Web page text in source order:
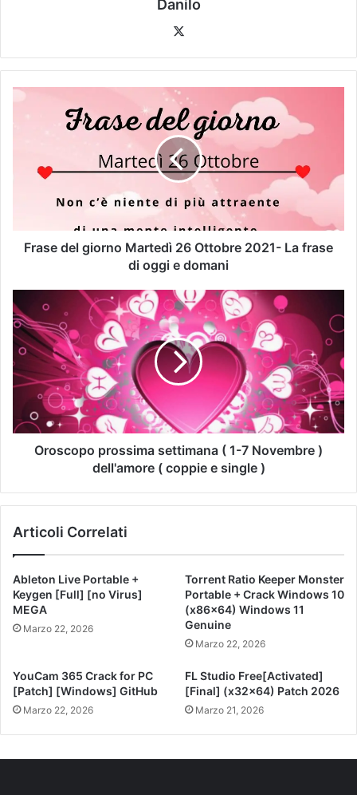
Danilo
Frase del giorno Martedì 26 Ottobre 2021- La frase
di oggi e domani
Oroscopo prossima settimana ( 1-7 Novembre )
dell'amore ( coppie e single )
Articoli Correlati
Ableton Live Portable +
Keygen [Full] [no Virus]
MEGA
Marzo 22, 2026
Torrent Ratio Keeper Monster
Portable + Crack Windows 10
(x86x64) Windows 11
Genuine
Marzo 22, 2026
YouCam 365 Crack for PC
[Patch] [Windows] GitHub
Marzo 22, 2026
FL Studio Free[Activated]
[Final] (x32x64) Patch 2026
Marzo 21, 2026